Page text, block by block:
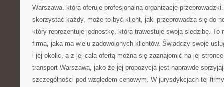
Warszawa, która oferuje profesjonalną organizację
skorzystać każdy, może to być klient, jaki przeprowadza się do
który reprezentuje jednostkę, która trawestuje swoją siedzibę. To
firma, jaka ma wielu zadowolonych klientów. Świadczy swoje
i jej okolic, a z jej całą ofertą można się zaznajomić na jej
transport Warszawa, jako że jej propozycja jest naprawdę
szczególności pod względem cenowym. W jurysdykcjach tej